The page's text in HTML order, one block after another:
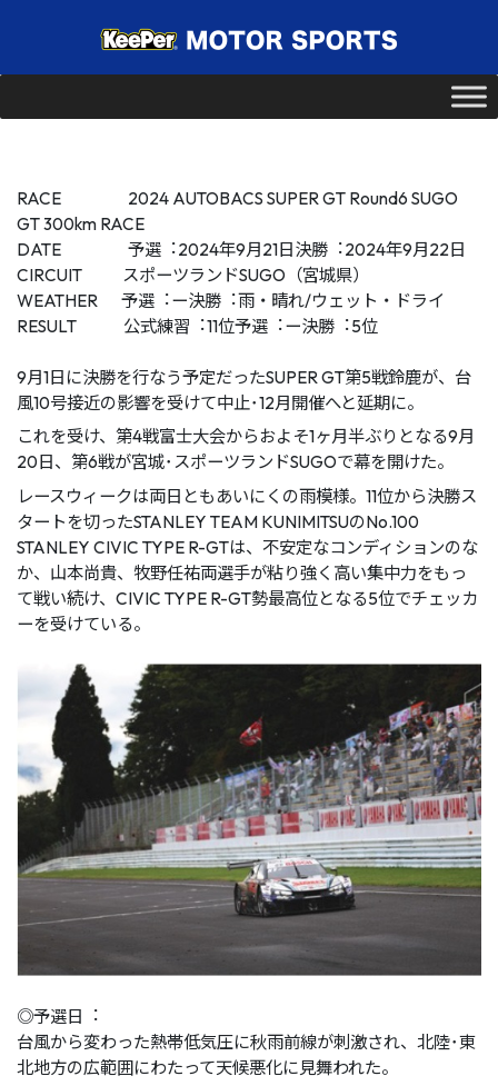
RACE 2024 AUTOBACS SUPER GT Round6 SUGO
GT 300km RACE
DATE 予選︓2024年9⽉21⽇決勝︓2024年9⽉22⽇
CIRCUIT スポーツランドSUGO（宮城県）
WEATHER 予選︓ー決勝︓⾬・晴れ/ウェット・ドライ
RESULT 公式練習︓11位予選︓ー決勝︓5位
9⽉1⽇に決勝を⾏なう予定だったSUPER GT第5戦鈴⿅が、台
⾵10号接近の影響を受けて中⽌･12⽉開催へと延期に。
これを受け、第4戦富⼠⼤会からおよそ1ヶ⽉半ぶりとなる9⽉
20⽇、第6戦が宮城･スポーツランドSUGOで幕を開けた。
レースウィークは両⽇ともあいにくの⾬模様。11位から決勝ス
タートを切ったSTANLEY TEAM KUNIMITSUのNo.100
STANLEY CIVIC TYPE R-GTは、不安定なコンディションのな
か、⼭本尚貴、牧野任祐両選⼿が粘り強く⾼い集中⼒をもっ
て戦い続け、CIVIC TYPE R-GT勢最⾼位となる5位でチェッカ
ーを受けている。
◎予選⽇︓
台⾵から変わった熱帯低気圧に秋⾬前線が刺激され、北陸･東
北地⽅の広範囲にわたって天候悪化に⾒舞われた。